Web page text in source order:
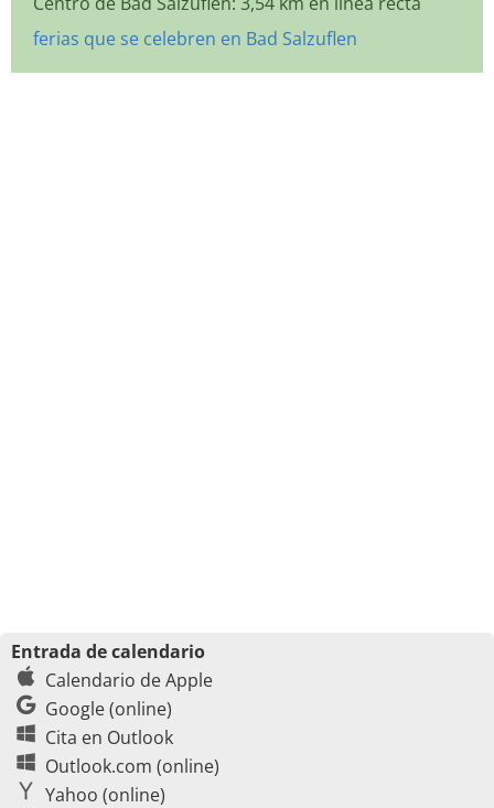
ferias que se celebren en Bad Salzuflen
Entrada de calendario
Calendario de Apple
Google (online)
Cita en Outlook
Outlook.com (online)
Yahoo (online)